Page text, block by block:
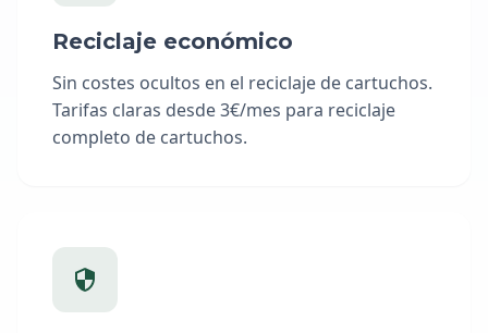
Reciclaje económico
Sin costes ocultos en el reciclaje de cartuchos.
Tarifas claras desde 3€/mes para reciclaje
completo de cartuchos.